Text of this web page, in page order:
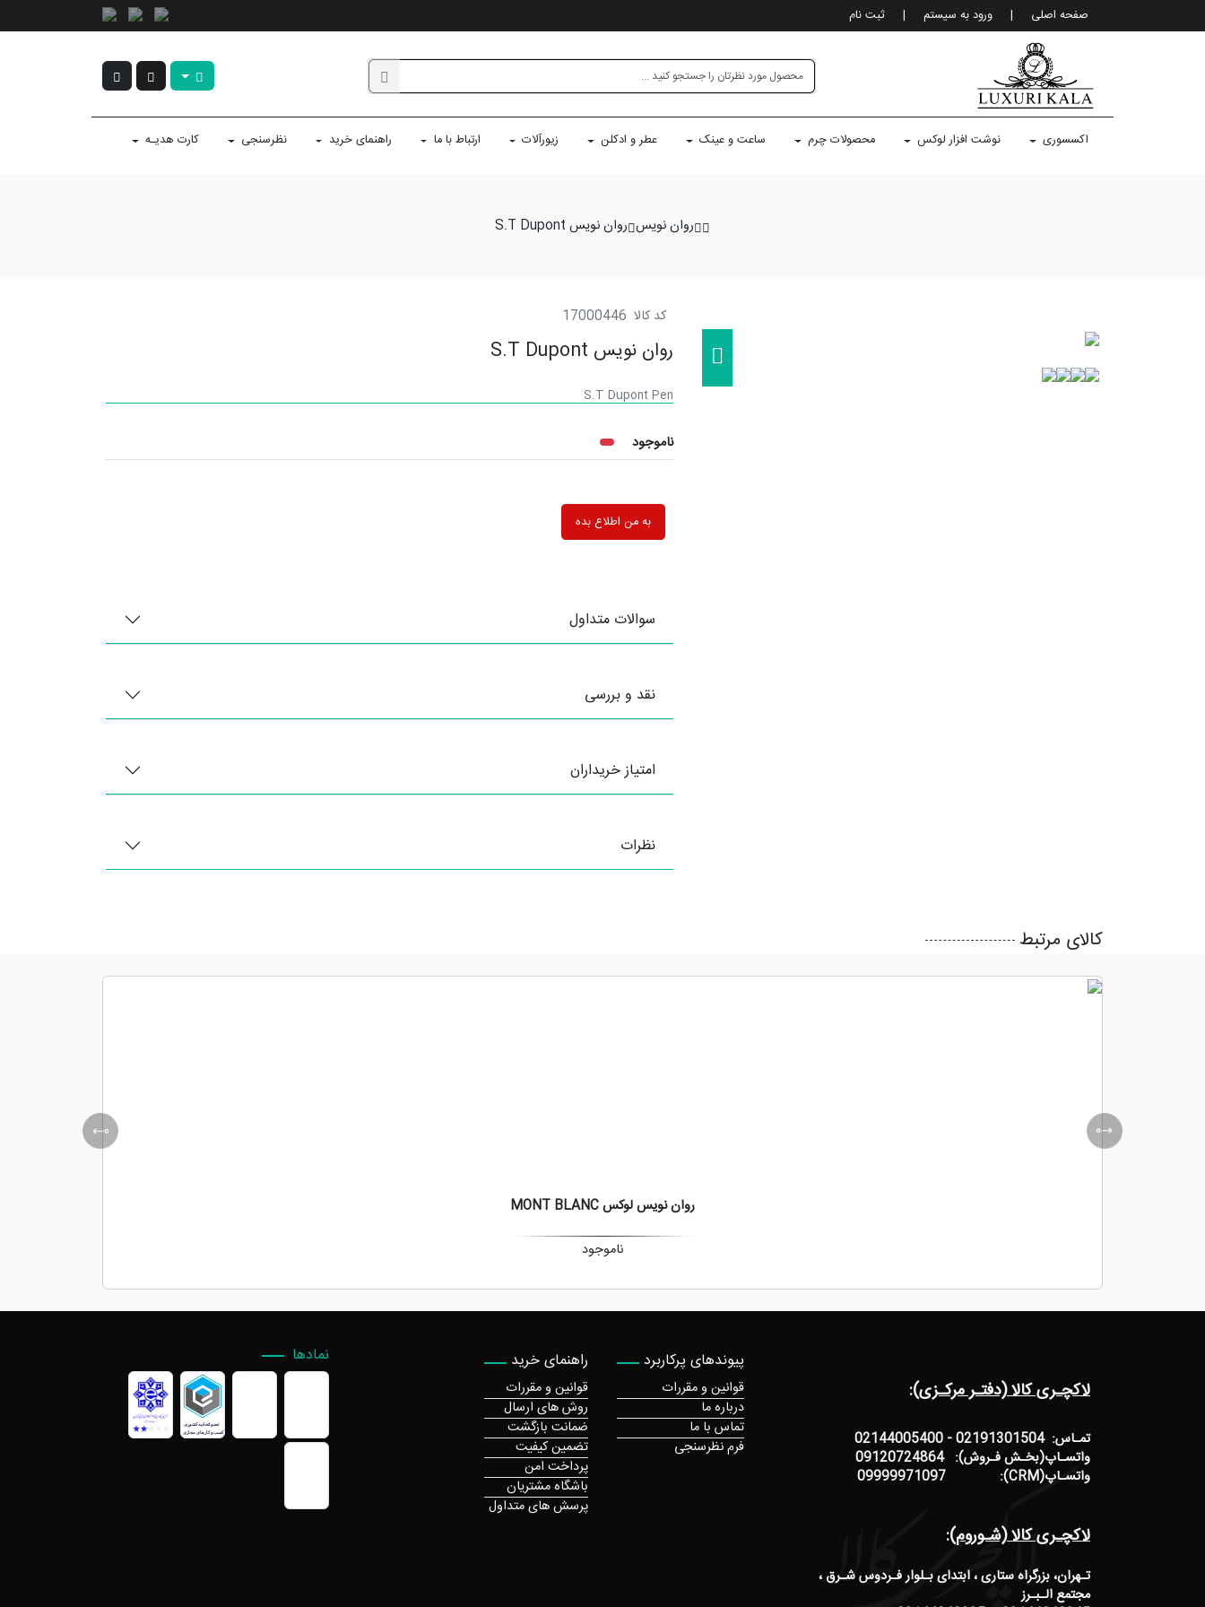
صفحه اصلی | ورود به سيستم | ثبت نام
اکسسوری نوشت افزار لوکس محصولات چرم ساعت و عینک عطر و ادکلن زیورآلات ارتباط با ما راهنمای خرید نظرسنجی کارت هدیـه
روان نویس روان نویس S.T Dupont
کد کالا 17000446
روان نویس S.T Dupont
S.T Dupont Pen
ناموجود
به من اطلاع بده
سوالات متداول
نقد و بررسی
امتیاز خریداران
نظرات
کالای مرتبط
روان نویس لوکس MONT BLANC
ناموجود
لاکچـری کالا (دفتـر مرکـزی):
تمـاس: 02191301504 - 02144005400
واتسـاپ(بخـش فـروش): 09120724864
واتسـاپ(CRM): 09999971097
لاکچـری کالا (شـوروم):
تـهران، بزرگراه ستاری ، ابتدای بـلوار فـردوس شـرق ،
مجتمع الـبـرز
پیوندهای پرکاربرد
قوانین و مقررات
درباره ما
تماس با ما
فرم نظرسنجی
راهنمای خرید
قوانین و مقررات
روش های ارسال
ضمانت بازگشت
تضمین کیفیت
پرداخت امن
باشگاه مشتریان
پرسش های متداول
نمادها